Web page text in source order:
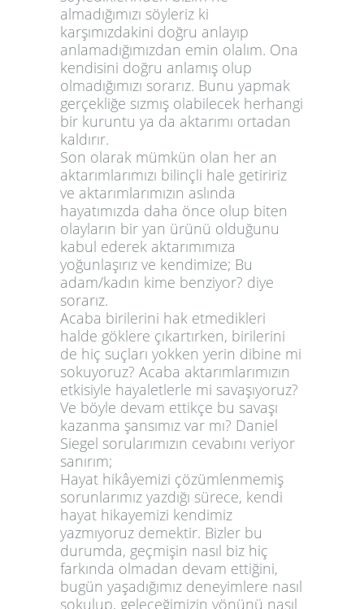
almadığımızı söyleriz ki
karşımızdakini doğru anlayıp
anlamadığımızdan emin olalım. Ona
kendisini doğru anlamış olup
olmadığımızı sorarız. Bunu yapmak
gerçekliğe sızmış olabilecek herhangi
bir kuruntu ya da aktarımı ortadan
kaldırır.
Son olarak mümkün olan her an
aktarımlarımızı bilinçli hale getiririz
ve aktarımlarımızın aslında
hayatımızda daha önce olup biten
olayların bir yan ürünü olduğunu
kabul ederek aktarımımıza
yoğunlaşırız ve kendimize; Bu
adam/kadın kime benziyor? diye
sorarız.
Acaba birilerini hak etmedikleri
halde göklere çıkartırken, birilerini
de hiç suçları yokken yerin dibine mi
sokuyoruz? Acaba aktarımlarımızın
etkisiyle hayaletlerle mi savaşıyoruz?
Ve böyle devam ettikçe bu savaşı
kazanma şansımız var mı? Daniel
Siegel sorularımızın cevabını veriyor
sanırım;
Hayat hikâyemizi çözümlenmemiş
sorunlarımız yazdığı sürece, kendi
hayat hikayemizi kendimiz
yazmıyoruz demektir. Bizler bu
durumda, geçmişin nasıl biz hiç
farkında olmadan devam ettiğini,
bugün yaşadığımız deneyimlere nasıl
sokulup, geleceğimizin yönünü nasıl